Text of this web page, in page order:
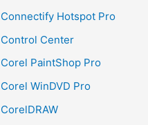
Connectify Hotspot Pro
Control Center
Corel PaintShop Pro
Corel WinDVD Pro
CorelDRAW